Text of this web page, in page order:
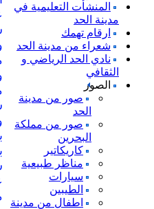
المنشأت التعليمية في
مدينة الحد
ارقام تهمك
شعراء من مدينة الحد
نادي الحد الرياضي و
الثقافي
الصور
صور من مدينة
الحد
صور من مملكة
البحرين
كاريكاتير
مناظر طبيعية
سيارات
الطيبين
اطفال من مدينة